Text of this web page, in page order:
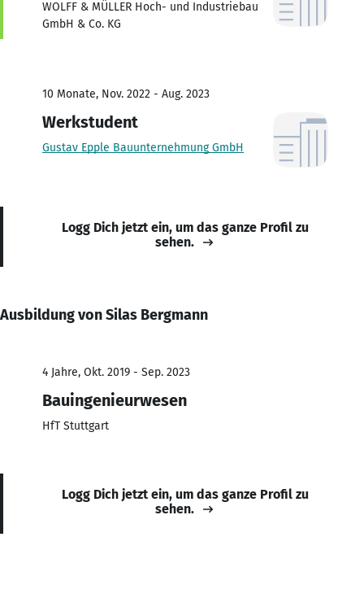
WOLFF & MÜLLER Hoch- und Industriebau
GmbH & Co. KG
10 Monate, Nov. 2022 - Aug. 2023
Werkstudent
Gustav Epple Bauunternehmung GmbH
Logg Dich jetzt ein, um das ganze Profil zu
sehen.
Ausbildung von Silas Bergmann
4 Jahre, Okt. 2019 - Sep. 2023
Bauingenieurwesen
HfT Stuttgart
Logg Dich jetzt ein, um das ganze Profil zu
sehen.